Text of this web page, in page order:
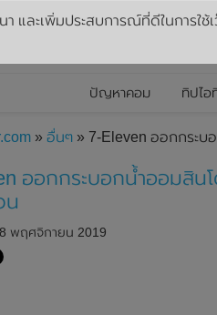
ปัญหาคอม ทิปไอ
» อื่นๆ » 7-Eleven ออกกระบ
ออกกระบอกน้ำออมสินโ
น
พฤศจิกายน 2019
และเพิ่มประสบการณ์ที่ดีในการใช้